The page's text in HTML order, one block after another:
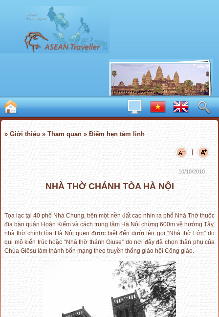
» Giới thiệu » Tham quan » Điểm hẹn tâm linh
|
10/10/2010
NHÀ THỜ CHÁNH TÒA HÀ NỘI
Tọa lạc tại 40 phố Nhà Chung, trên một nền đất cao nhìn ra phố Nhà Thờ thuộc
địa bàn quận Hoàn Kiếm và cách trung tâm Hà Nội chừng 600m về hướng Tây,
nhà thờ chính tòa Hà Nội quen được biết đến dưới tên gọi “Nhà thờ Lớn” do
qui mô kiến trúc hoặc “Nhà thờ thánh Giuse” do nơi đây đã chọn thân phụ của
Chúa Giêsu làm thánh bổn mạng theo truyền thống giáo hội Công giáo.